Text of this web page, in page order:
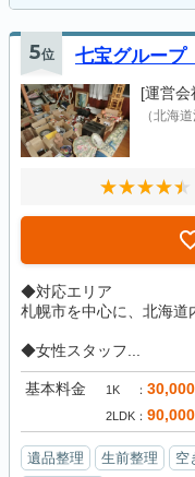
5位 七宝グループ
[運営会
（北海
◆対応エリア
札幌市を中心に、北海道
◆女性スタッフ...
基本料金 1K 30,000
2LDK 90,000
遺品整理 生前整理 空